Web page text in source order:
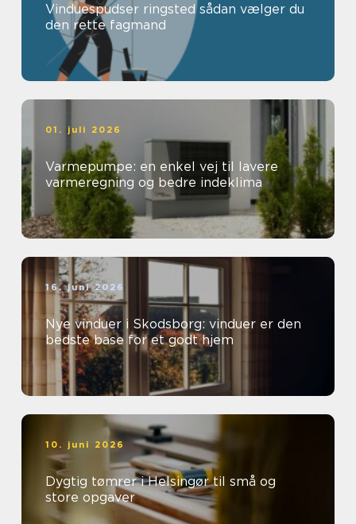
Vinduespudser ringsted sådan vælger du
den rette fagmand
01. juli 2026
Varmepumpe: en enkel vej til lavere
varmeregning og bedre indeklima
16. juni 2026
Nye vinduer i Skodsborg: vinduer er den
bedste base for et godt hjem
10. juni 2026
Dygtig tømrer i Helsingør til små og
store opgaver